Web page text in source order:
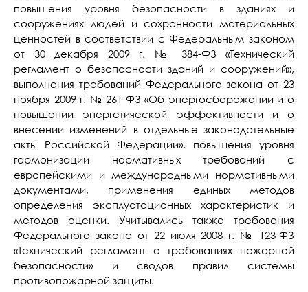
повышения уровня безопасности в зданиях и
сооружениях людей и сохранности материальных
ценностей в соответствии с Федеральным законом
от 30 декабря 2009 г. № 384-ФЗ «Технический
регламент о безопасности зданий и сооружений»,
выполнения требований Федерального закона от 23
ноября 2009 г. № 261-ФЗ «Об энергосбережении и о
повышении энергетической эффективности и о
внесении изменений в отдельные законодательные
акты Российской Федерации», повышения уровня
гармонизации нормативных требований с
европейскими и международными нормативными
документами, применения единых методов
определения эксплуатационных характеристик и
методов оценки. Учитывались также требования
Федерального закона от 22 июля 2008 г. № 123-ФЗ
«Технический регламент о требованиях пожарной
безопасности» и сводов правил системы
противопожарной защиты.